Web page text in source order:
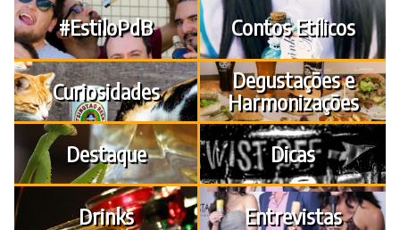
#EstiloPdB Contos Etílicos
Curiosidades
Degustações e
Harmonizações
Destaque
Dicas
Drinks Entrevistas